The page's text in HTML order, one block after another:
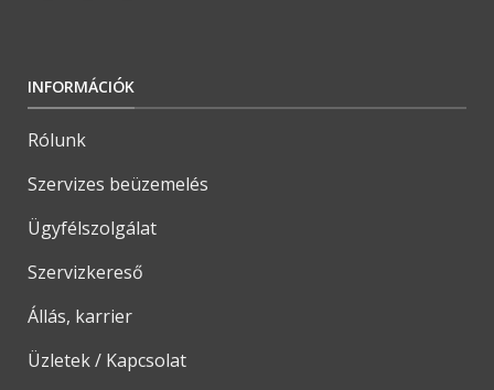
INFORMÁCIÓK
Rólunk
Szervizes beüzemelés
Ügyfélszolgálat
Szervizkereső
Állás, karrier
Üzletek / Kapcsolat